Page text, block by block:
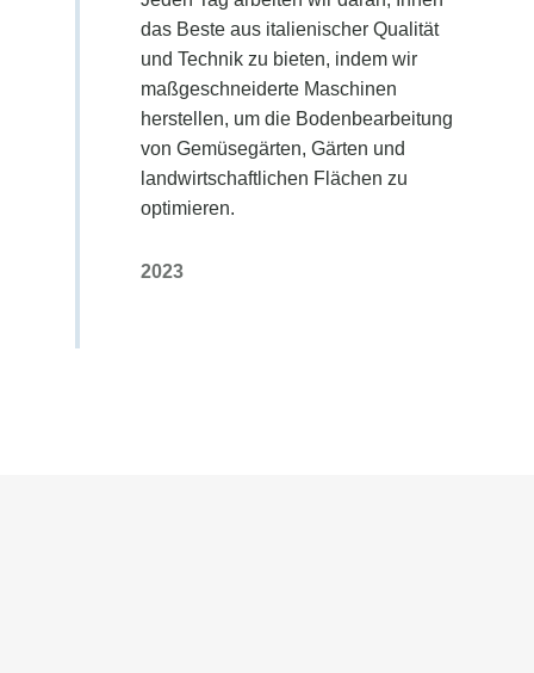
das Beste aus italienischer Qualität
und Technik zu bieten, indem wir
maßgeschneiderte Maschinen
herstellen, um die Bodenbearbeitung
von Gemüsegärten, Gärten und
landwirtschaftlichen Flächen zu
optimieren.
2023